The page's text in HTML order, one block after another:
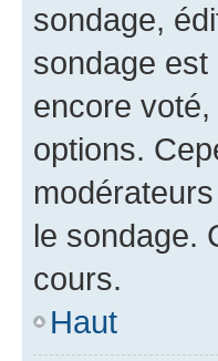
sondage,
sondage est
encore
options.
le sondage.
cours.
Haut